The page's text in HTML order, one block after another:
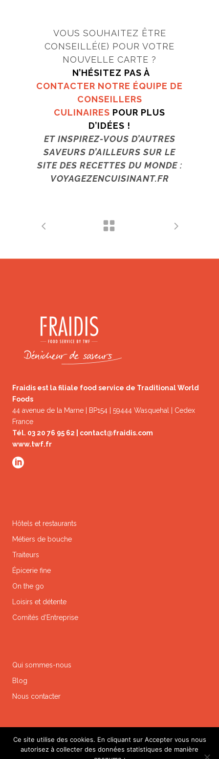
VOUS SOUHAITEZ ÊTRE
CONSEILLÉ(E) POUR VOTRE
NOUVELLE CARTE ?
N’HÉSITEZ PAS À
CONTACTER NOTRE ÉQUIPE DE
CONSEILLERS
CULINAIRES POUR PLUS
D’IDÉES !
ET INSPIREZ-VOUS D’AUTRES
SAVEURS D’AILLEURS SUR LE
SITE DES RECETTES DU MONDE :
VOYAGEZENCUISINANT.FR
Fraidis est la filiale food service de Traditional World
Foods
44 avenue de la Marne | BP154 | 59444 Wasquehal | Cedex
France
Tél. 03 20 76 95 62 | contact@fraidis.com
www.twf.fr
Hôtels et restaurants
Métiers de bouche
Traiteurs
Épicerie fine
On the go
Loisirs et détente
Comités d’Entreprise
Qui sommes-nous
Blog
Nous contacter
Ce site utilise des cookies. En cliquant sur Accepter vous nous
autorisez à collecter des données statistiques de manière